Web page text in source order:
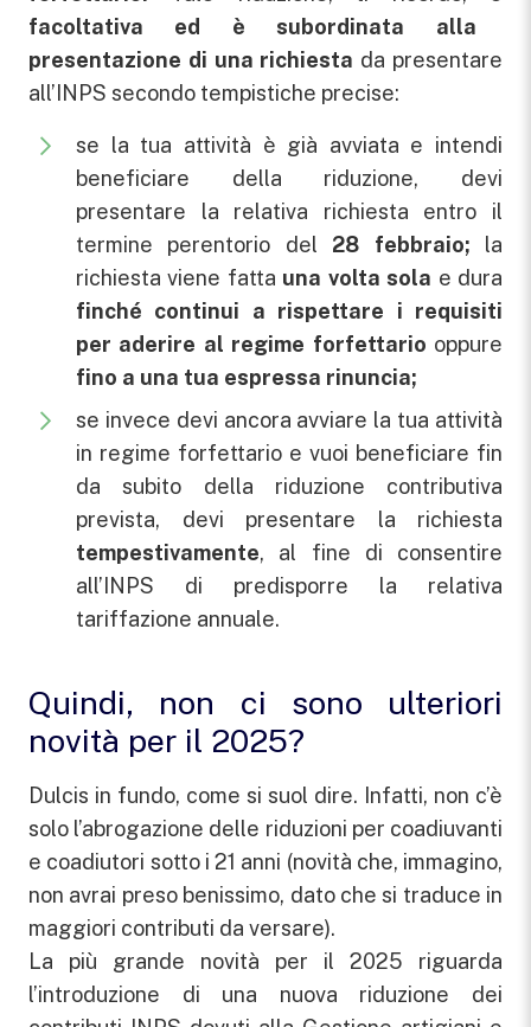
facoltativa
ed è subordinata alla
presentazione di una richiesta da presentare
all’INPS secondo tempistiche precise:
se la tua attività è già avviata e intendi
beneficiare della riduzione, devi
presentare la relativa richiesta entro il
termine perentorio del 28 febbraio; la
richiesta viene fatta una volta sola e dura
finché continui a rispettare i requisiti
per aderire al regime forfettario oppure
fino a una tua espressa rinuncia;
se invece devi ancora avviare la tua attività
in regime forfettario e vuoi beneficiare fin
da subito della riduzione contributiva
prevista, devi presentare la richiesta
tempestivamente, al fine di consentire
all’INPS di predisporre la relativa
tariffazione annuale.
Quindi, non ci sono ulteriori
novità per il 2025?
Dulcis in fundo, come si suol dire. Infatti, non c’è
solo l’abrogazione delle riduzioni per coadiuvanti
e coadiutori sotto i 21 anni (novità che, immagino,
non avrai preso benissimo, dato che si traduce in
maggiori contributi da versare).
La più grande novità per il 2025 riguarda
l’introduzione di una nuova riduzione dei